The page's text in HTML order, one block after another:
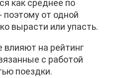
как среднее по
от одной
вырасти или упасть.
влияют на рейтинг
с работой
поездки.